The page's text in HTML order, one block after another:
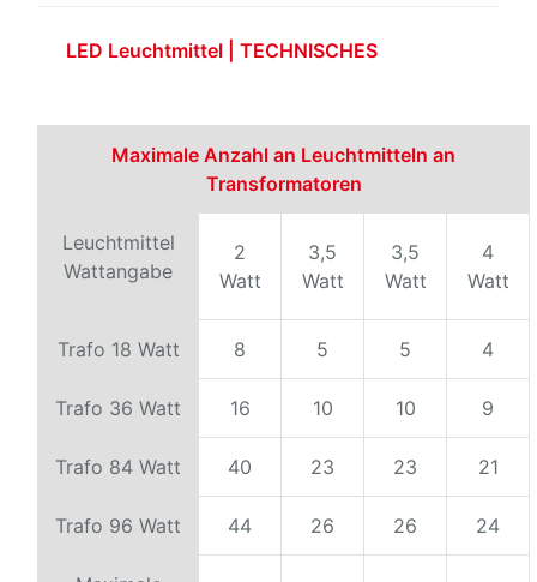
LED Leuchtmittel | TECHNISCHES
Maximale Anzahl an Leuchtmitteln an
Transformatoren
Leuchtmittel
Wattangabe
2
Watt
3,5
Watt
3,5
Watt
4
Watt
Trafo 18 Watt 8 5 5 4
Trafo 36 Watt 16 10 10 9
Trafo 84 Watt 40 23 23 21
Trafo 96 Watt 44 26 26 24